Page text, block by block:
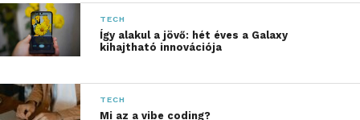
kutatómunka
bevetésével teljesen
eszközök formáját
TECH
Így alakul a jövő: hét éves a Galaxy
kihajtható innovációja
TECH
Mi az a vibe coding?